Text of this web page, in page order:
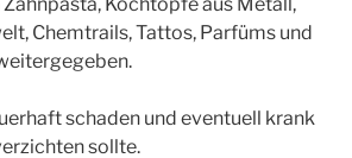
Chemtrails, Tattos, Parfüms und
schaden und eventuell krank
sollte.